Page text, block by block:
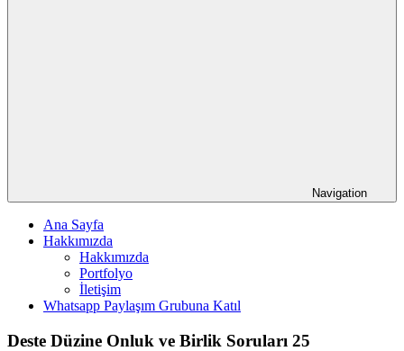
Navigation
Ana Sayfa
Hakkımızda
Hakkımızda
Portfolyo
İletişim
Whatsapp Paylaşım Grubuna Katıl
Deste Düzine Onluk ve Birlik Soruları 25